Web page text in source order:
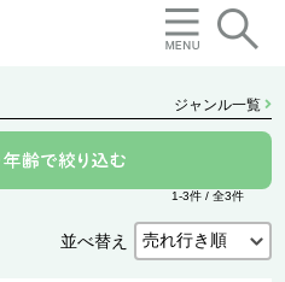
ジャンル一覧
1-3件 / 全3件
並べ替え